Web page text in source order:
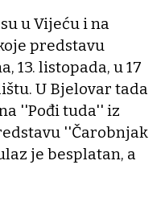
u Vijeću i na
predstavu
13. listopada, u 17
U Bjelovar tada
''Pođi tuda'' iz
''Čarobnjak
je besplatan, a